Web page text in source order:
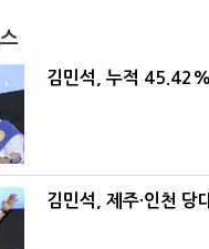
김민석, 누적
김민석, 제주·인천